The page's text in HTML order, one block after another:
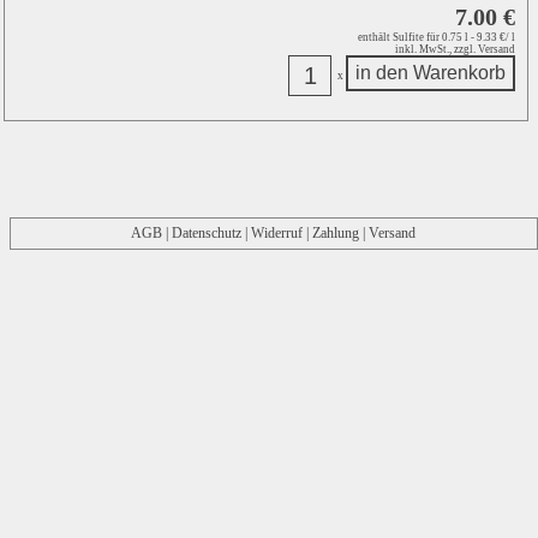
7.00 €
enthält Sulfite für 0.75 l - 9.33 €/ l
inkl. MwSt., zzgl. Versand
x
AGB |Datenschutz |Widerruf |Zahlung | Versand